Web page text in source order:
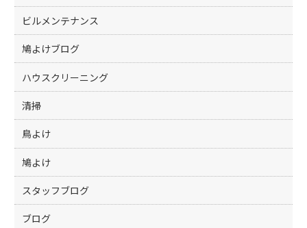
ビルメンテナンス
鳩よけブログ
ハウスクリーニング
清掃
鳥よけ
鳩よけ
スタッフブログ
ブログ